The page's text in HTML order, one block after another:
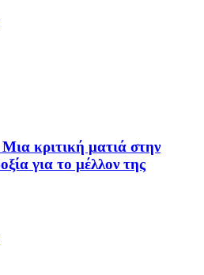
κριτική ματιά στην
για το μέλλον της